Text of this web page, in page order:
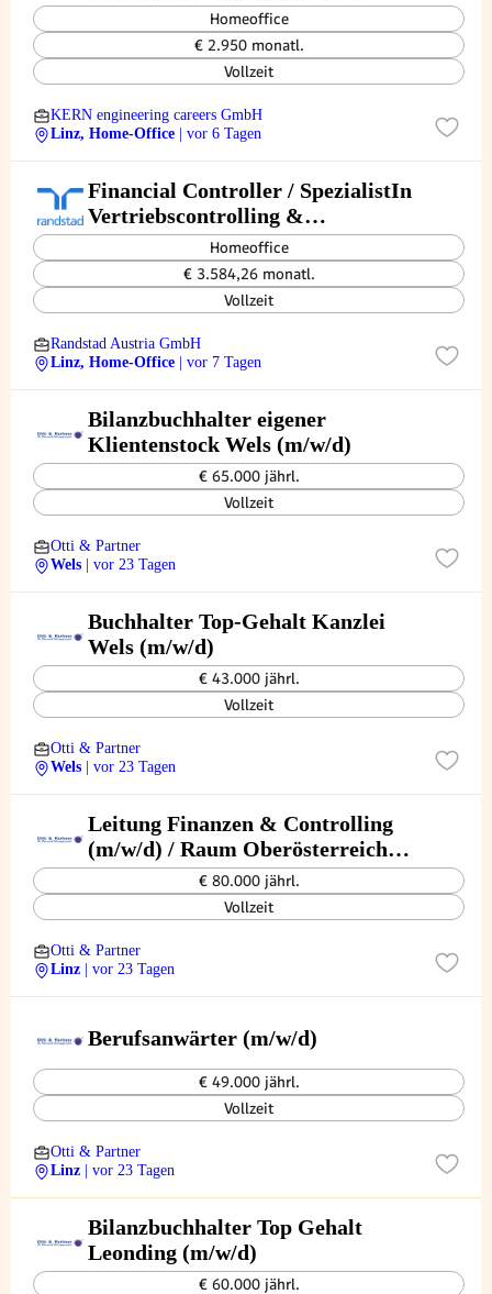
Homeoffice
€ 2.950 monatl.
Vollzeit
KERN engineering careers GmbH
Linz, Home-Office
| vor 6 Tagen
Financial Controller / SpezialistIn
Vertriebscontrolling &
Banksteuerung (m/w/d)
Homeoffice
€ 3.584,26 monatl.
Vollzeit
Randstad Austria GmbH
Linz, Home-Office
| vor 7 Tagen
Bilanzbuchhalter eigener
Klientenstock Wels (m/w/d)
€ 65.000 jährl.
Vollzeit
Otti & Partner
Wels
| vor 23 Tagen
Buchhalter Top-Gehalt Kanzlei
Wels (m/w/d)
€ 43.000 jährl.
Vollzeit
Otti & Partner
Wels
| vor 23 Tagen
Leitung Finanzen & Controlling
(m/w/d) / Raum Oberösterreich
(Zentralraum Linz / Innviertel)
€ 80.000 jährl.
Vollzeit
Otti & Partner
Linz
| vor 23 Tagen
Berufsanwärter (m/w/d)
€ 49.000 jährl.
Vollzeit
Otti & Partner
Linz
| vor 23 Tagen
Bilanzbuchhalter Top Gehalt
Leonding (m/w/d)
€ 60.000 jährl.